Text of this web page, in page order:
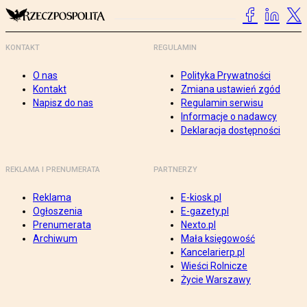
KONTAKT
O nas
Kontakt
Napisz do nas
REGULAMIN
Polityka Prywatności
Zmiana ustawień zgód
Regulamin serwisu
Informacje o nadawcy
Deklaracja dostępności
REKLAMA I PRENUMERATA
Reklama
Ogłoszenia
Prenumerata
Archiwum
PARTNERZY
E-kiosk.pl
E-gazety.pl
Nexto.pl
Mała księgowość
Kancelarierp.pl
Wieści Rolnicze
Życie Warszawy